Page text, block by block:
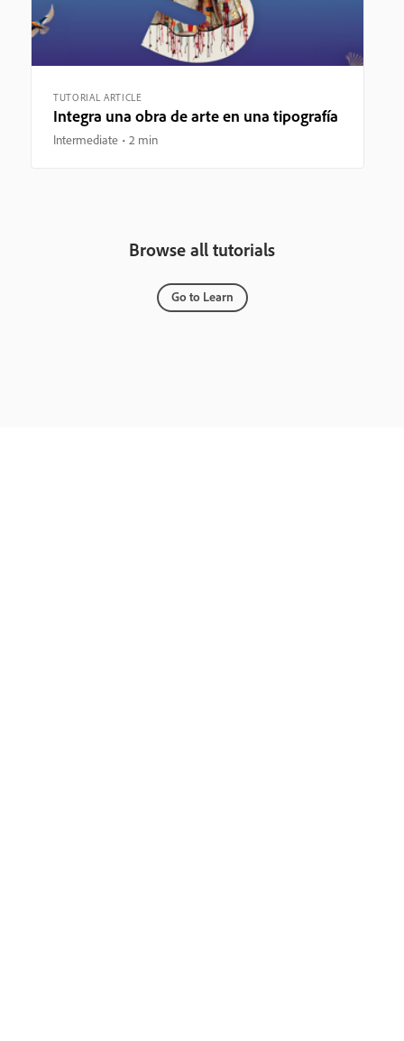
TUTORIAL ARTICLE
Integra una obra de arte en una tipografía
Intermediate 2 min
Browse all tutorials
Go to Learn